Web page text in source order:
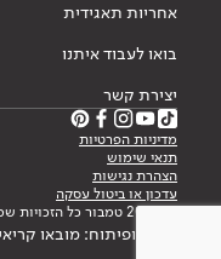
אחריות תאגידית
בואו לעבוד איתנו
יצירת קשר
מדיניות הפרטיות
תנאי שימוש
הצהרת נגישות
עדכון או ביטול עסקה
© 2026 טמבור כל הזכויות שמורות
עיצוב ופיתוח: מובאו